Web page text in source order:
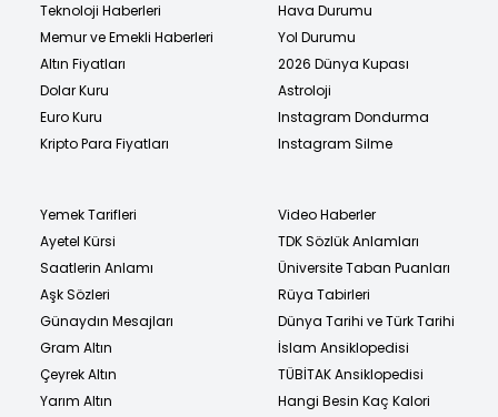
Teknoloji Haberleri
Memur ve Emekli Haberleri
Altın Fiyatları
Dolar Kuru
Euro Kuru
Kripto Para Fiyatları
Hava Durumu
Yol Durumu
2026 Dünya Kupası
Astroloji
Instagram Dondurma
Instagram Silme
Yemek Tarifleri
Ayetel Kürsi
Saatlerin Anlamı
Aşk Sözleri
Günaydın Mesajları
Gram Altın
Çeyrek Altın
Yarım Altın
Video Haberler
TDK Sözlük Anlamları
Üniversite Taban Puanları
Rüya Tabirleri
Dünya Tarihi ve Türk Tarihi
İslam Ansiklopedisi
TÜBİTAK Ansiklopedisi
Hangi Besin Kaç Kalori